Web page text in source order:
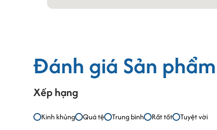
Văn phòng trọn gói Vietphonecung cấp nhiều
dụng phong cách thiết kế tối giản và bố trí
cần thiết. Đặc biệt tòa nhà văn phòng tại Võ
Thông tin chi tiết dịch vụ văn
Văn phòng làm việc riêng đầy đủ nội thất
Đánh giá Sản phẩm
Xếp hạng
Kinh khủng Quá tệ Trung bình Rất tốt Tuyệt vời